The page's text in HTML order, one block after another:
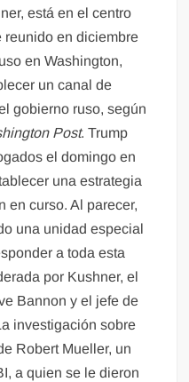
está en el centro
reunido en diciembre
en Washington,
un canal de
gobierno ruso, según
Post. Trump
el domingo en
una estrategia
en curso. Al parecer,
una unidad especial
a toda esta
por Kushner, el
Bannon y el jefe de
investigación sobre
Robert Mueller, un
a quien se le dieron